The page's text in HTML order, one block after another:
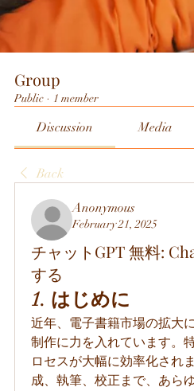
Group
Public · 1 member
Discussion Media
Back
Anonymous
February 21, 2025
チャットGPT 無料:
する
1. はじめに
近年、電子書籍市場の拡大
制作に力を入れています。
ロセスが大幅に効率化され
成、執筆、校正まで、あら